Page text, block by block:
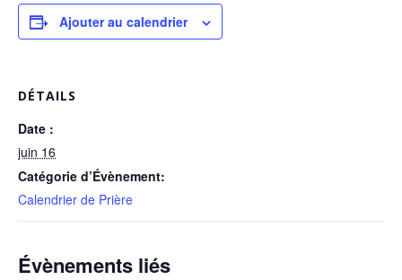
Ajouter au calendrier
DÉTAILS
Date :
juin 16
Catégorie d’Évènement:
Calendrier de Prière
Évènements liés